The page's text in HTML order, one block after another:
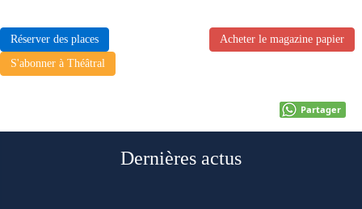
Réserver des places
Acheter le magazine papier
S'abonner à Théâtral
Partager
Dernières actus